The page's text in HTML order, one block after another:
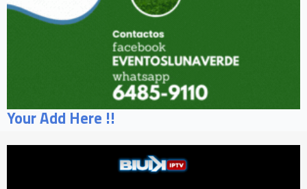
Your Add Here !!